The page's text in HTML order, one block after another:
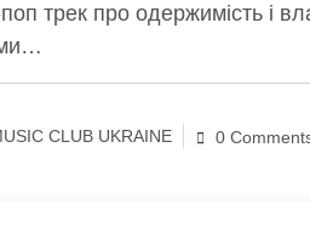
для
трек про одержимість і
CLUB UKRAINE 0